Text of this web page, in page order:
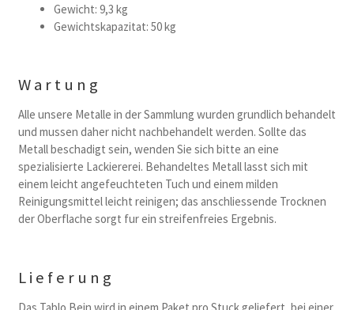
Gewicht: 9,3 kg
Gewichtskapazitat: 50 kg
Wartung
Alle unsere Metalle in der Sammlung wurden grundlich behandelt
und mussen daher nicht nachbehandelt werden. Sollte das
Metall beschadigt sein, wenden Sie sich bitte an eine
spezialisierte Lackiererei. Behandeltes Metall lasst sich mit
einem leicht angefeuchteten Tuch und einem milden
Reinigungsmittel leicht reinigen; das anschliessende Trocknen
der Oberflache sorgt fur ein streifenfreies Ergebnis.
Lieferung